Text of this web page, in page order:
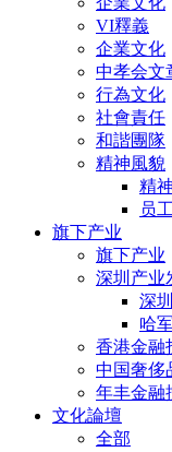
VI釋義
企業文化
中孝会文
行為文化
社會責任
和諧團隊
精神風貌
精
员
旗下产业
旗下产业
深圳产业
深
哈
香港金融
中国奢侈
年丰金融
文化論壇
全部